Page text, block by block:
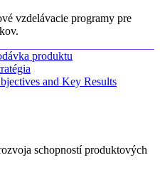
vzdelávacie programy pre
produktu
and Key Results
schopností produktových